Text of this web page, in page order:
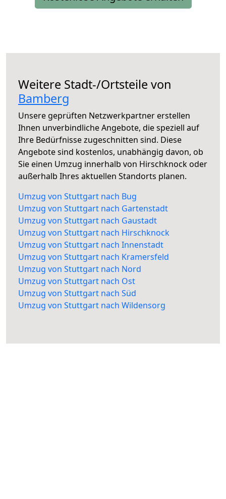
Weitere Stadt-/Ortsteile von
Bamberg
Unsere geprüften Netzwerkpartner erstellen
Ihnen unverbindliche Angebote, die speziell auf
Ihre Bedürfnisse zugeschnitten sind. Diese
Angebote sind kostenlos, unabhängig davon, ob
Sie einen Umzug innerhalb von Hirschknock oder
außerhalb Ihres aktuellen Standorts planen.
Umzug von Stuttgart nach Bug
Umzug von Stuttgart nach Gartenstadt
Umzug von Stuttgart nach Gaustadt
Umzug von Stuttgart nach Hirschknock
Umzug von Stuttgart nach Innenstadt
Umzug von Stuttgart nach Kramersfeld
Umzug von Stuttgart nach Nord
Umzug von Stuttgart nach Ost
Umzug von Stuttgart nach Süd
Umzug von Stuttgart nach Wildensorg